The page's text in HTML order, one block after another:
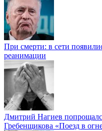
При смерти: в сети
реанимации
Дмитрий Нагиев
Гребенщикова «Поезд в